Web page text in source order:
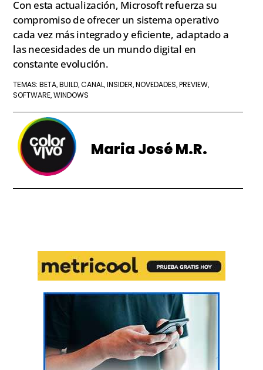
Con esta actualización, Microsoft refuerza su
compromiso de ofrecer un sistema operativo
cada vez más integrado y eficiente, adaptado a
las necesidades de un mundo digital en
constante evolución.
TEMAS: BETA, BUILD,CANAL, INSIDER, NOVEDADES, PREVIEW,
SOFTWARE,WINDOWS
Maria José M.R.